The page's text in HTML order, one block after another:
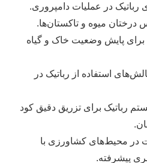
رباتیک در عملیات دامپروری.
درختان میوه و تاکستان‌ها.
پایش وضعیت خاک و گیاه
استفاده از رباتیک در
رباتیک برای تزریق دقیق کود
در محیط‌های کشاورزی با
پیشرفته.